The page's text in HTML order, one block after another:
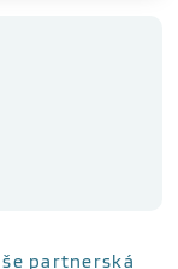
partnerská